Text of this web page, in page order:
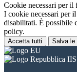
Cookie necessari per il
I cookie necessari per
disabilitati. È possibile
policy.
Accetta tutti Salva le